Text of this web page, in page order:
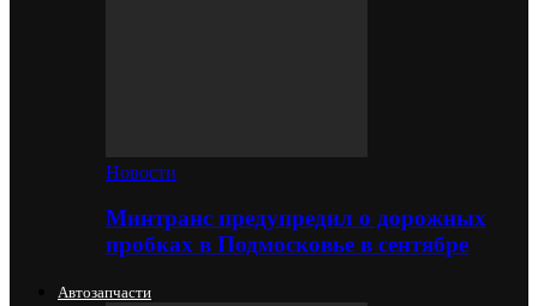
Новости
Минтранс предупредил о дорожных
пробках в Подмосковье в сентябре
Автозапчасти